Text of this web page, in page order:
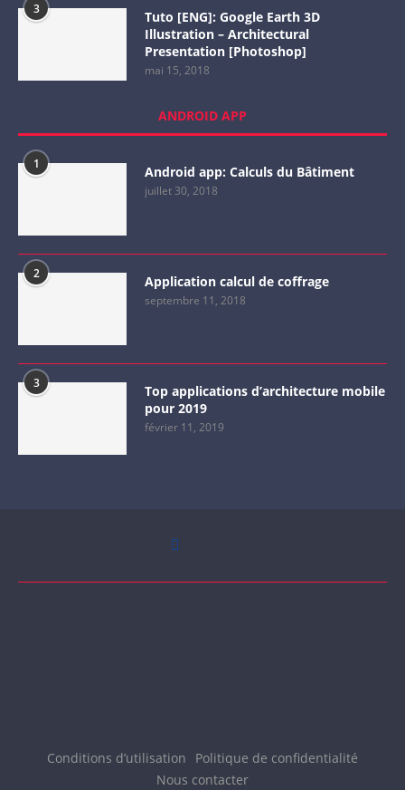
3
Tuto [ENG]: Google Earth 3D
Illustration – Architectural
Presentation [Photoshop]
mai 15, 2018
ANDROID APP
1 Android app: Calculs du Bâtiment
juillet 30, 2018
2 Application calcul de coffrage
septembre 11, 2018
3
Top applications d’architecture mobile
pour 2019
février 11, 2019
Conditions d’utilisation
Politique de confidentialité
Nous contacter